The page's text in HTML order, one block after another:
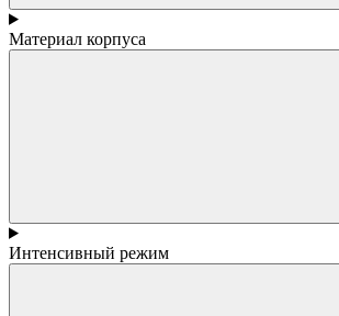
Материал корпуса
Интенсивный режим